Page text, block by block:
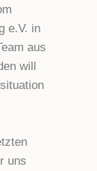
e.V. in
aus
will
uns